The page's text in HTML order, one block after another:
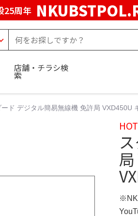
25周年
店舗・チラシ検
索
ード デジタル簡易無線機 免許局 VXD450U